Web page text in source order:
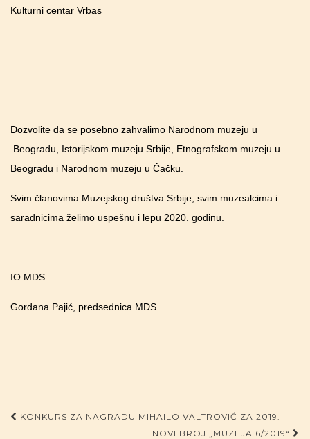
Kulturni centar Vrbas
Dozvolite da se posebno zahvalimo Narodnom muzeju u
Beogradu, Istorijskom muzeju Srbije, Etnografskom muzeju u
Beogradu i Narodnom muzeju u Čačku.
Svim članovima Muzejskog društva Srbije, svim muzealcima i
saradnicima želimo uspešnu i lepu 2020. godinu.
IO MDS
Gordana Pajić, predsednica MDS
Post navigation
KONKURS ZA NAGRADU MIHAILO VALTROVIĆ ZA 2019.
NOVI BROJ „MUZEJA 6/2019“